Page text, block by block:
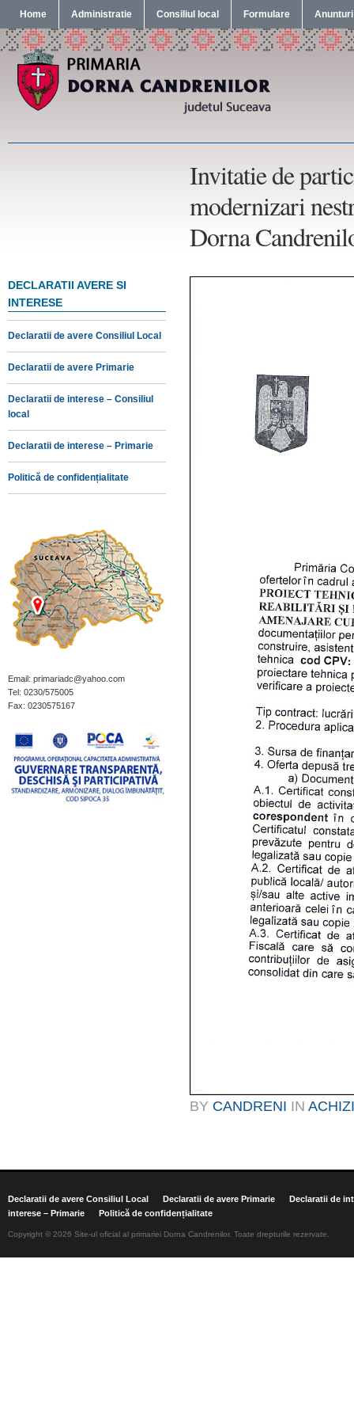
Home Administratie Consiliul local Formulare Anunturi
Invitatie de
modernizari
Dorna
DECLARATII AVERE SI
INTERESE
Declaratii de avere Consiliul Local
Declaratii de avere Primarie
Declaratii de interese – Consiliul
local
Declaratii de interese – Primarie
Politică de confidențialitate
Email: primariadc@yahoo.com
Tel: 0230/575005
Fax: 0230575167
BY CANDRENI IN
Declaratii de avere Consiliul Local Declaratii de avere Primarie
Declaratii de
interese – Primarie
Politică de confidențialitate
Copyright © 2026 Site-ul oficial al primariei Dorna Candrenilor. Toate drepturile rezervate.